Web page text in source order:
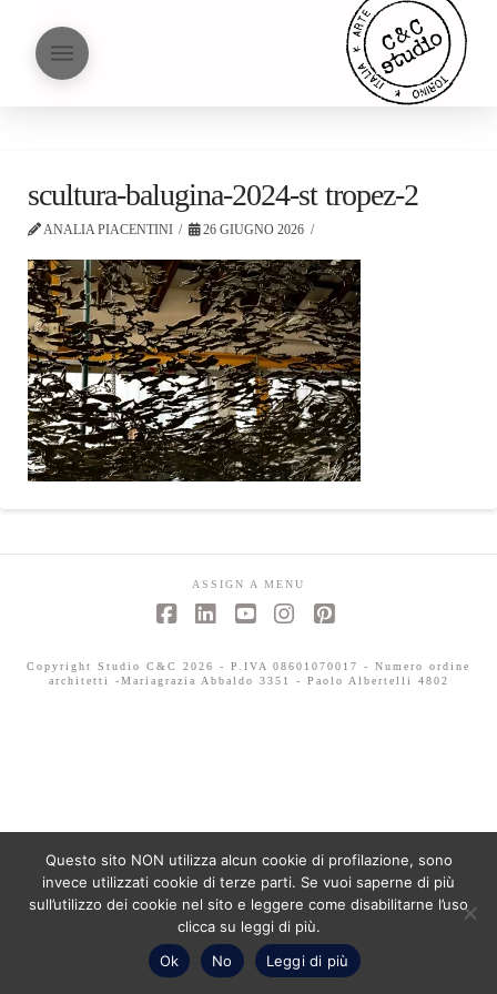
scultura-balugina-2024-st tropez-2
ANALIA PIACENTINI 26 GIUGNO 2026
ASSIGN A MENU
Copyright Studio C&C 2026 - P.IVA 08601070017 - Numero ordine
architetti -Mariagrazia Abbaldo 3351 - Paolo Albertelli 4802
Questo sito NON utilizza alcun cookie di profilazione, sono
invece utilizzati cookie di terze parti. Se vuoi saperne di più
sull’utilizzo dei cookie nel sito e leggere come disabilitarne l’uso
clicca su leggi di più.
Ok
No Leggi di più